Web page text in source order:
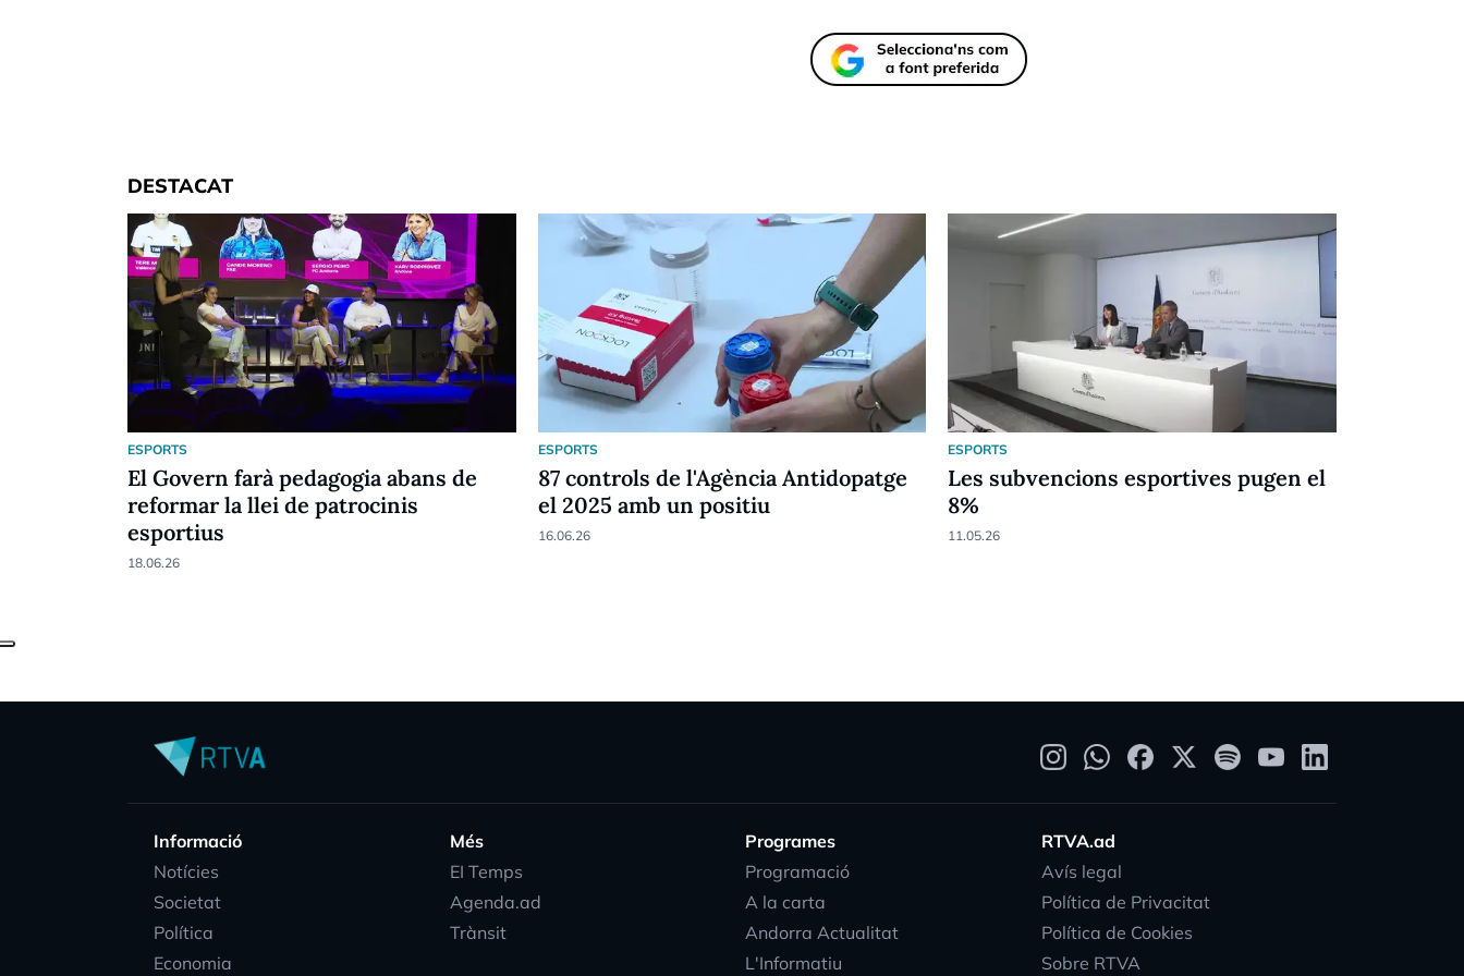
DESTACAT
ESPORTS
El Govern farà pedagogia abans de
reformar la llei de patrocinis
esportius
18.06.26
ESPORTS
87 controls de l'Agència Antidopatge
el 2025 amb un positiu
16.06.26
ESPORTS
Les subvencions esportives pugen el
8%
11.05.26
Informació
Notícies
Societat
Política
Economia
Més
EI Temps
Agenda.ad
Trànsit
Programes
Programació
A la carta
Andorra Actualitat
L'Informatiu
RTVA.ad
Avís legal
Política de Privacitat
Política de Cookies
Sobre RTVA